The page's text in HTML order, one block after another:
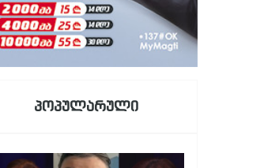
პოპულარული